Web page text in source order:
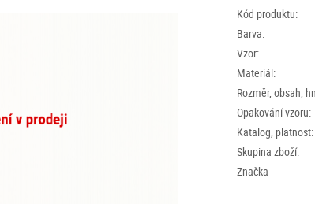
Kód produktu:
Barva:
Vzor:
Materiál:
Rozměr, obsah,
Opakování vzoru:
Katalog, platnost:
Skupina zboží:
Značka